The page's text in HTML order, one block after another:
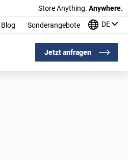
Store Anything. Anywhere.
Sonderangebote DE
Jetzt anfragen